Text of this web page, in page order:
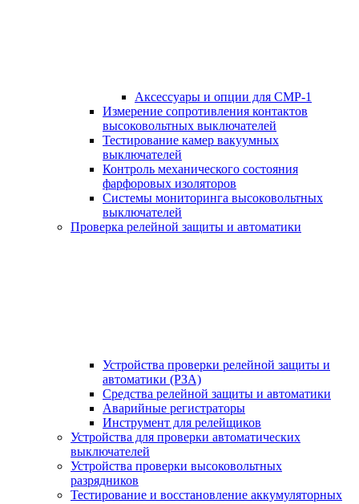
Аксессуары и опции для СМР-1
Измерение сопротивления контактов
высоковольтных выключателей
Тестирование камер вакуумных
выключателей
Контроль механического состояния
фарфоровых изоляторов
Системы мониторинга высоковольтных
выключателей
Проверка релейной защиты и автоматики
Устройства проверки релейной защиты и
автоматики (РЗА)
Средства релейной защиты и автоматики
Аварийные регистраторы
Инструмент для релейщиков
Устройства для проверки автоматических
выключателей
Устройства проверки высоковольтных
разрядников
Тестирование и восстановление аккумуляторных